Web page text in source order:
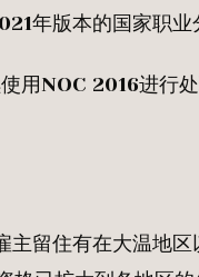
年版本的国家职业
用NOC 2016进行
留住有在大温地区